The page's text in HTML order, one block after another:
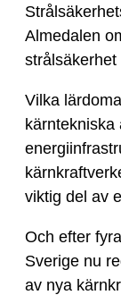
Almedalen
Vilka
kärntekniska
viktig del av
Och efter
Sverige nu
av nya